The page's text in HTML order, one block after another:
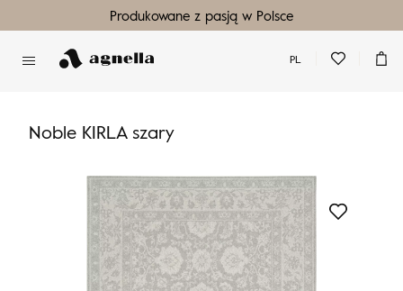
Produkowane z pasją w Polsce
PL
Noble KIRLA szary